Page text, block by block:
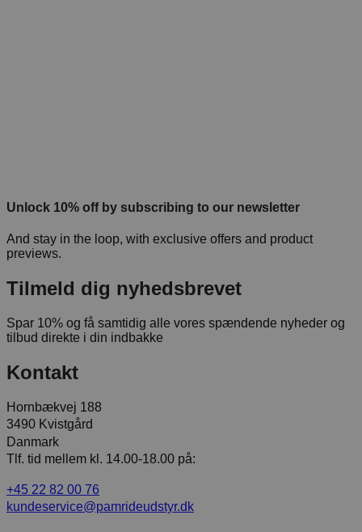
Unlock 10% off by subscribing to our newsletter
And stay in the loop, with exclusive offers and product
previews.
Tilmeld dig nyhedsbrevet
Spar 10% og få samtidig alle vores spændende nyheder og
tilbud direkte i din indbakke
Kontakt
Hornbækvej 188
3490 Kvistgård
Danmark
Tlf. tid mellem kl. 14.00-18.00 på:
+45 22 82 00 76
kundeservice@pamrideudstyr.dk